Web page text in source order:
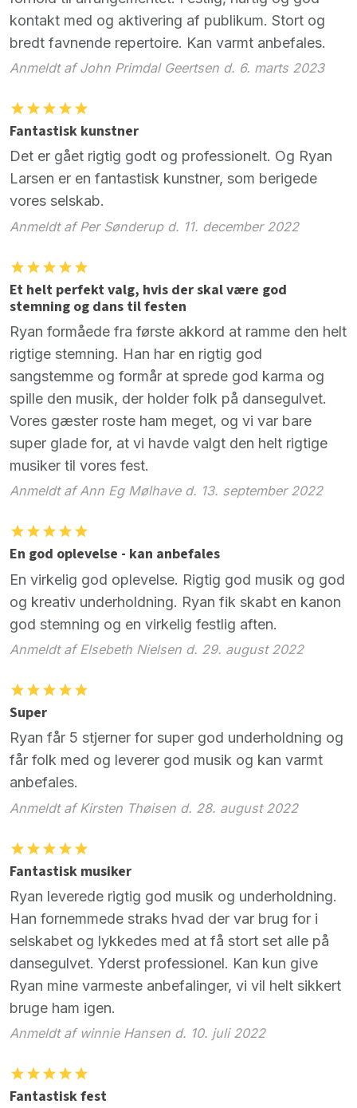
kontakt med og aktivering af publikum. Stort og
bredt favnende repertoire. Kan varmt anbefales.
Anmeldt af John Primdal Geertsen d. 6. marts 2023
Fantastisk kunstner
Det er gået rigtig godt og professionelt. Og Ryan
Larsen er en fantastisk kunstner, som berigede
vores selskab.
Anmeldt af Per Sønderup d. 11. december 2022
Et helt perfekt valg, hvis der skal være god
stemning og dans til festen
Ryan formåede fra første akkord at ramme den helt
rigtige stemning. Han har en rigtig god
sangstemme og formår at sprede god karma og
spille den musik, der holder folk på dansegulvet.
Vores gæster roste ham meget, og vi var bare
super glade for, at vi havde valgt den helt rigtige
musiker til vores fest.
Anmeldt af Ann Eg Mølhave d. 13. september 2022
En god oplevelse - kan anbefales
En virkelig god oplevelse. Rigtig god musik og god
og kreativ underholdning. Ryan fik skabt en kanon
god stemning og en virkelig festlig aften.
Anmeldt af Elsebeth Nielsen d. 29. august 2022
Super
Ryan får 5 stjerner for super god underholdning og
får folk med og leverer god musik og kan varmt
anbefales.
Anmeldt af Kirsten Thøisen d. 28. august 2022
Fantastisk musiker
Ryan leverede rigtig god musik og underholdning.
Han fornemmede straks hvad der var brug for i
selskabet og lykkedes med at få stort set alle på
dansegulvet. Yderst professionel. Kan kun give
Ryan mine varmeste anbefalinger, vi vil helt sikkert
bruge ham igen.
Anmeldt af winnie Hansen d. 10. juli 2022
Fantastisk fest